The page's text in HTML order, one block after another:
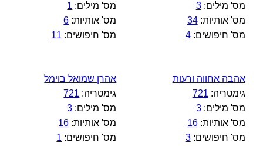
מס' מילים:3
מס' אותיות:34
מס' חיפושים:4
מס' מילים: 1
מס' אותיות: 6
מס' חיפושים: 11
אהבה אחווה ורעות
גימטריה: 721
מס' מילים:3
מס' אותיות:16
מס' חיפושים:3
אהרן שמואל בוימל
גימטריה: 721
מס' מילים: 3
מס' אותיות: 16
מס' חיפושים: 1